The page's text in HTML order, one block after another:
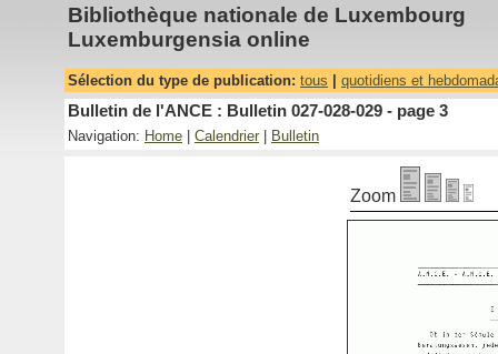
Bibliothèque nationale de Luxembourg
Luxemburgensia online
Sélection du type de publication: tous quotidiens et
Bulletin de l'ANCE : Bulletin 027-028-029 - page 3
Navigation: Home Calendrier Bulletin
Zoom